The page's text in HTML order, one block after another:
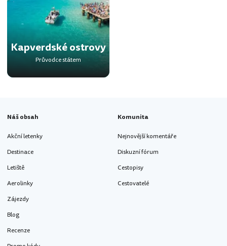
Kapverdské ostrovy
Průvodce státem
Náš obsah
Akční letenky
Destinace
Letiště
Aerolinky
Zájezdy
Blog
Recenze
Komunita
Nejnovější komentáře
Diskuzní fórum
Cestopisy
Cestovatelé